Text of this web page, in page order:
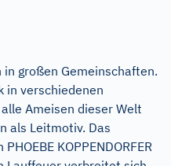
großen Gemeinschaften.
in verschiedenen
Ameisen dieser Welt
als Leitmotiv. Das
KOPPENDORFER